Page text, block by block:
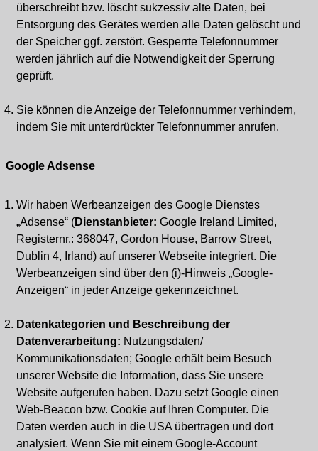
überschreibt bzw. löscht sukzessiv alte Daten, bei
Entsorgung des Gerätes werden alle Daten gelöscht und
der Speicher ggf. zerstört. Gesperrte Telefonnummer
werden jährlich auf die Notwendigkeit der Sperrung
geprüft.
Sie können die Anzeige der Telefonnummer verhindern,
indem Sie mit unterdrückter Telefonnummer anrufen.
Google Adsense
Wir haben Werbeanzeigen des Google Dienstes
„Adsense“ (Dienstanbieter: Google Ireland Limited,
Registernr.: 368047, Gordon House, Barrow Street,
Dublin 4, Irland) auf unserer Webseite integriert. Die
Werbeanzeigen sind über den (i)-Hinweis „Google-
Anzeigen“ in jeder Anzeige gekennzeichnet.
Datenkategorien und Beschreibung der
Datenverarbeitung: Nutzungsdaten/
Kommunikationsdaten; Google erhält beim Besuch
unserer Website die Information, dass Sie unsere
Website aufgerufen haben. Dazu setzt Google einen
Web-Beacon bzw. Cookie auf Ihren Computer. Die
Daten werden auch in die USA übertragen und dort
analysiert. Wenn Sie mit einem Google-Account